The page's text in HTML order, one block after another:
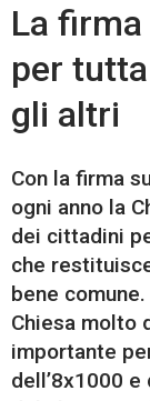
La firma
per
gli altri
Con la firma
ogni anno la
dei cittadini
che
bene
Chiesa molto
importante
dell’8x1000